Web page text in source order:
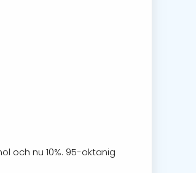
och nu 10%. 95-oktanig